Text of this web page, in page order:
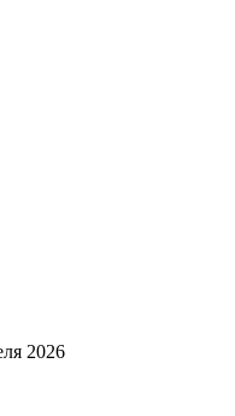
2026